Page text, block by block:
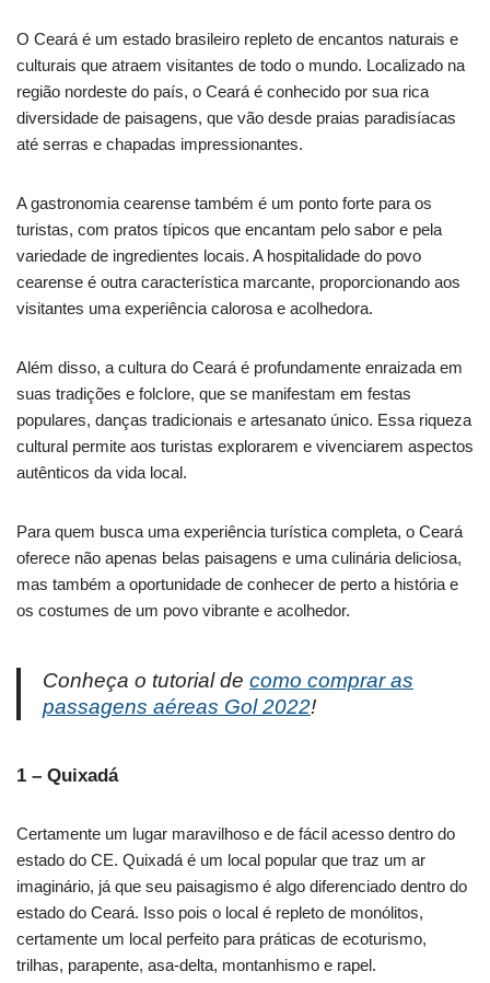
O Ceará é um estado brasileiro repleto de encantos naturais e
culturais que atraem visitantes de todo o mundo. Localizado na
região nordeste do país, o Ceará é conhecido por sua rica
diversidade de paisagens, que vão desde praias paradisíacas
até serras e chapadas impressionantes.
A gastronomia cearense também é um ponto forte para os
turistas, com pratos típicos que encantam pelo sabor e pela
variedade de ingredientes locais. A hospitalidade do povo
cearense é outra característica marcante, proporcionando aos
visitantes uma experiência calorosa e acolhedora.
Além disso, a cultura do Ceará é profundamente enraizada em
suas tradições e folclore, que se manifestam em festas
populares, danças tradicionais e artesanato único. Essa riqueza
cultural permite aos turistas explorarem e vivenciarem aspectos
autênticos da vida local.
Para quem busca uma experiência turística completa, o Ceará
oferece não apenas belas paisagens e uma culinária deliciosa,
mas também a oportunidade de conhecer de perto a história e
os costumes de um povo vibrante e acolhedor.
Conheça o tutorial de como comprar as
passagens aéreas Gol 2022!
1 – Quixadá
Certamente um lugar maravilhoso e de fácil acesso dentro do
estado do CE. Quixadá é um local popular que traz um ar
imaginário, já que seu paisagismo é algo diferenciado dentro do
estado do Ceará. Isso pois o local é repleto de monólitos,
certamente um local perfeito para práticas de ecoturismo,
trilhas, parapente, asa-delta, montanhismo e rapel.